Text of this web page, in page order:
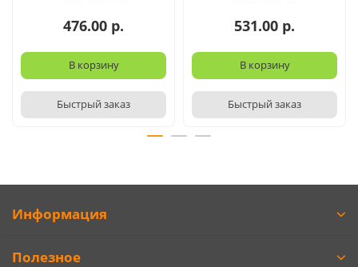
476.00 р.
В корзину
Быстрый заказ
531.00 р.
В корзину
Быстрый заказ
Информация
Полезное